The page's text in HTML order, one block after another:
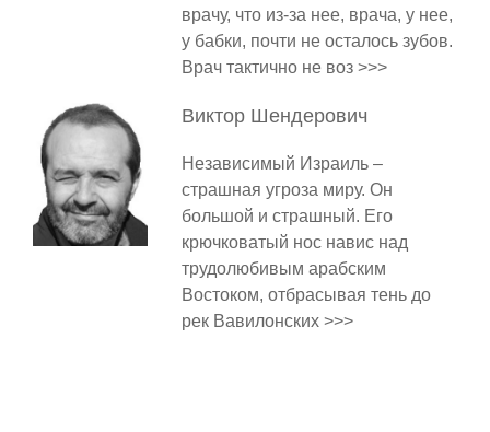
врачу, что из-за нее, врача, у нее,
у бабки, почти не осталось зубов.
Врач тактично не воз >>>
Виктор Шендерович
Независимый Израиль –
страшная угроза миру. Он
большой и страшный. Его
крючковатый нос навис над
трудолюбивым арабским
Востоком, отбрасывая тень до
рек Вавилонских >>>